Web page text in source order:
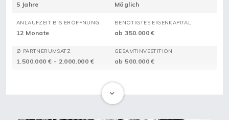
5 Jahre Möglich
ANLAUFZEIT BIS ERÖFFNUNG
12 Monate
BENÖTIGTES EIGENKAPITAL
ab 350.000 €
Ø PARTNERUMSATZ
1.500.000 € - 2.000.000 €
GESAMTINVESTITION
ab 500.000 €